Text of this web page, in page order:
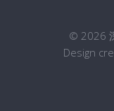
© 2026
Design